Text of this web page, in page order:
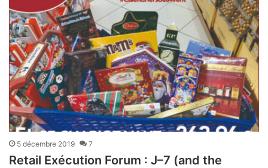
5 décembre 2019 7
Retail Exécution Forum : J–7 (and the